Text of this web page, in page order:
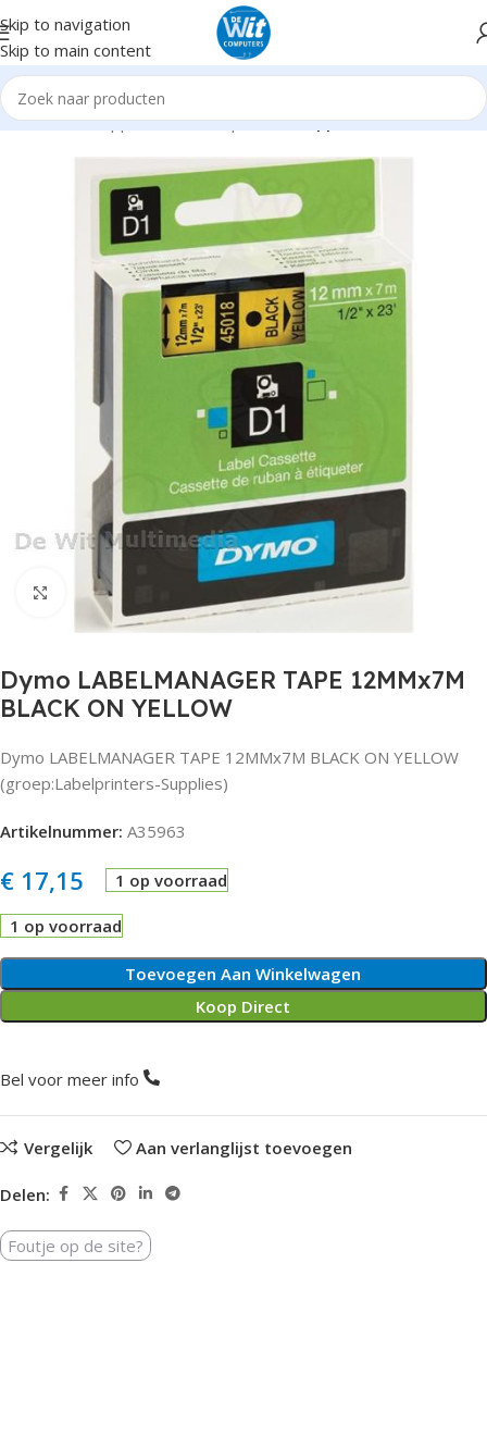
Skip to navigation
Skip to main content
Home Randapparatuur Labelprinters Supplies
Click to enlarge
Dymo LABELMANAGER TAPE 12MMx7M
BLACK ON YELLOW
Dymo LABELMANAGER TAPE 12MMx7M BLACK ON YELLOW
(groep:Labelprinters-Supplies)
Artikelnummer: A35963
€ 17,15 1 op voorraad
1 op voorraad
Toevoegen Aan Winkelwagen
Koop Direct
Bel voor meer info
Vergelijk Aan verlanglijst toevoegen
Delen:
Foutje op de site?